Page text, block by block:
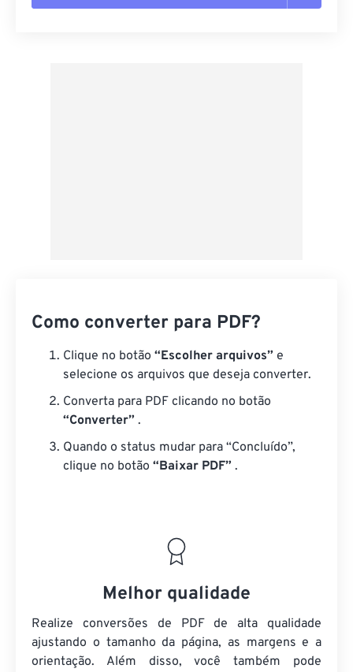
Como converter para PDF?
Clique no botão “Escolher arquivos” e
selecione os arquivos que deseja converter.
Converta para PDF clicando no botão
“Converter” .
Quando o status mudar para “Concluído”,
clique no botão “Baixar PDF” .
Melhor qualidade
Realize conversões de PDF de alta qualidade
ajustando o tamanho da página, as margens e a
orientação. Além disso, você também pode